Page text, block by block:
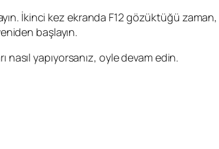
İkinci kez ekranda F12 gözüktüğü zaman,
başlayın.
yapıyorsanız, oyle devam edin.